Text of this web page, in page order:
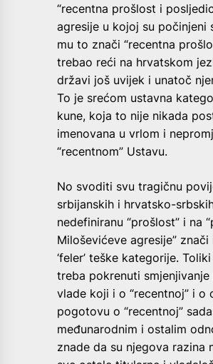
“recentna prošlost i
agresije u kojoj su počinjeni
mu to znači “recentna
trebao reći na hrvatskom
državi još uvijek i unatoč
To je srećom ustavna
kune, koja to nije nikada
imenovana u vrlom i
“recentnom” Ustavu.
No svoditi svu tragičnu
srbijanskih i hrvatsko-
nedefiniranu “prošlost” i na
Miloševićeve agresije”
‘feler’ teške kategorije. Toliki
treba pokrenuti smjenjivanje
vlade koji i o “recentnoj” i o
pogotovu o “recentnoj”
međunarodnim i ostalim
znade da su njegova razina